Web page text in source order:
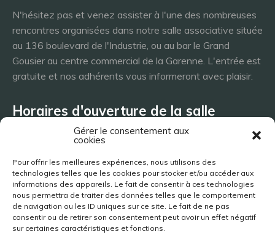
Gérer le consentement aux
cookies
Pour offrir les meilleures expériences, nous utilisons des
technologies telles que les cookies pour stocker et/ou accéder aux
informations des appareils. Le fait de consentir à ces technologies
nous permettra de traiter des données telles que le comportement
de navigation ou les ID uniques sur ce site. Le fait de ne pas
consentir ou de retirer son consentement peut avoir un effet négatif
sur certaines caractéristiques et fonctions.
N'hésitez pas et venez assister à l'une des nombreuses
rencontres organisées dans notre salle associative située
au 136 boulevard de l'Industrie, ou au bar le Grand
Gousier au centre commercial de la Garenne. L'entrée est
gratuite et nos adhérents vous informeront avec plaisir.
Horaires d'ouverture de la salle
Mardi 8h - 23h
Mercredi - 8h - 23h
Jeudi 8h - 23h
Vendredi 8h - 23h
Samedi 8h - 23h